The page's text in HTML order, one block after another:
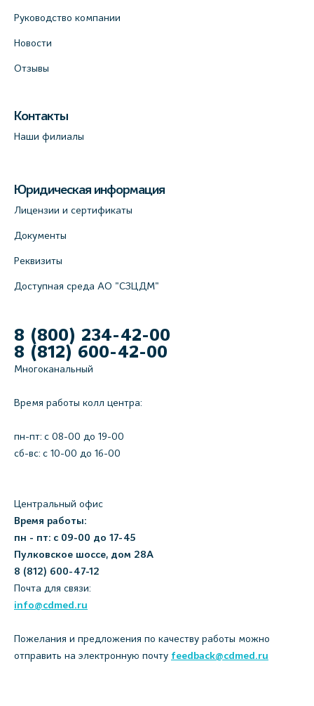
Руководство компании
Новости
Отзывы
Контакты
Наши филиалы
Юридическая информация
Лицензии и сертификаты
Документы
Реквизиты
Доступная среда АО "СЗЦДМ"
8 (800) 234-42-00
8 (812) 600-42-00
Многоканальный
Время работы колл центра:
пн-пт: c 08-00 до 19-00
сб-вс: с 10-00 до 16-00
Центральный офис
Время работы:
пн - пт: с 09-00 до 17-45
Пулковское шоссе, дом 28А
8 (812) 600-47-12
Почта для связи:
info@cdmed.ru
Пожелания и предложения по качеству работы можно
отправить на электронную почту feedback@cdmed.ru